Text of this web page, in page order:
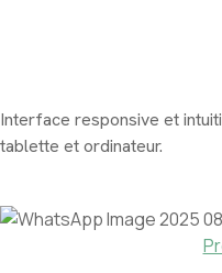
Interface responsive et
tablette et ordinateur.